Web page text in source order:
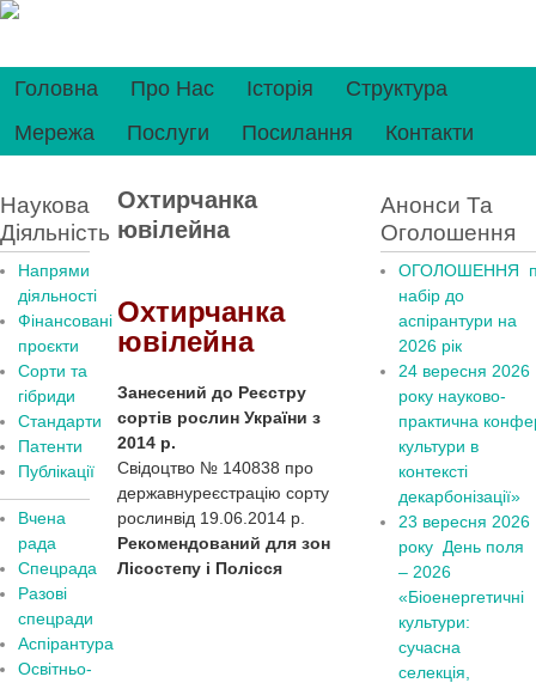
Головна Про Нас Історія
Структура
Мережа
Послуги Посилання Контакти
Охтирчанка
ювілейна
Охтирчанка
ювілейна
Занесений до Реєстру
сортів рослин України з
2014 р.
Свідоцтво № 140838 про
державнуреєстрацію сорту
рослинвід 19.06.2014 р.
Рекомендований для зон
Лісостепу і Полісся
Наукова
Діяльність
Напрями
діяльності
Фінансовані
проєкти
Сорти та
гібриди
Стандарти
Патенти
Публікації
Вчена
рада
Спецрада
Разові
спецради
Аспірантура
Освітньо-
Анонси Та
Оголошення
ОГОЛОШЕННЯ
набір до
аспірантури на
2026 рік
24 вересня 2026
року науково-
практична
культури в
контексті
декарбонізації»
23 вересня 2026
року День поля
– 2026
«Біоенергетичні
культури:
сучасна
селекція,